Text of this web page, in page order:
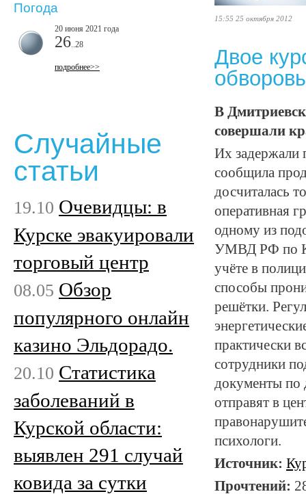
15:55 25 октября 2012
Двое
В
совершали
Их задержали
сообщила
досчиталась
оперативная
одному из
УМВД РФ по
учёте в
способы
решётки.
практически
сотрудники
документы по
отправят в
психологи.
Источник:
Прочтений:
Погода
20 июня 2021 года
26 ..28
подробнее>>
Случайные
статьи
19.10 Очевидцы: в
Курске эвакуировали
торговый центр
08.05 Обзор
популярного онлайн
казино Эльдорадо.
20.10 Статистика
заболеваний в
Курской области:
выявлен 291 случай
ковида за сутки